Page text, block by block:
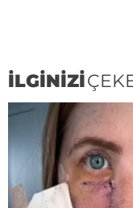
İLGİNİZİ